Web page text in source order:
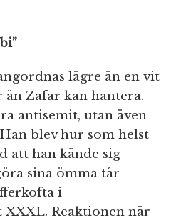
lägre än en vit
Zafar kan hantera.
antisemit, utan även
blev hur som helst
att han kände sig
sina ömma tår
i
Reaktionen när